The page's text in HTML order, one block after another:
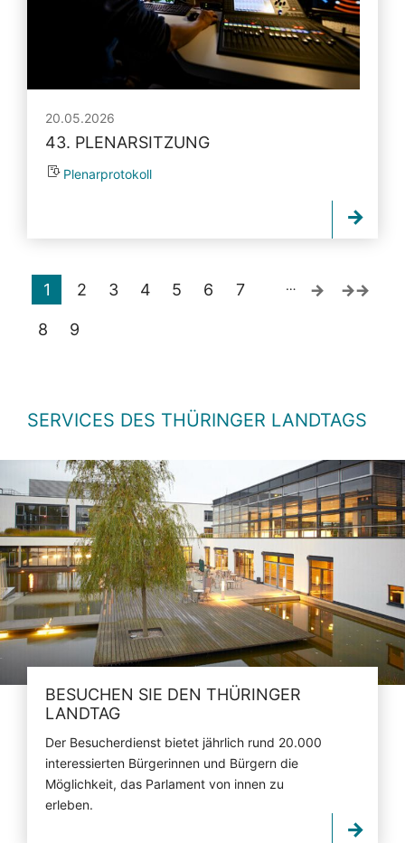
20.05.2026
43. PLENARSITZUNG
Plenarprotokoll
1 2 3 4 5 6 7
8 9
…
SERVICES DES THÜRINGER LANDTAGS
BESUCHEN SIE DEN THÜRINGER
LANDTAG
Der Besucherdienst bietet jährlich rund 20.000
interessierten Bürgerinnen und Bürgern die
Möglichkeit, das Parlament von innen zu
erleben.